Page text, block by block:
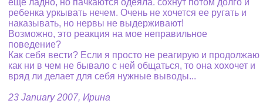
еще ладно, но пачкаются одеяла. сохнут потом долго и
ребенка уркывать нечем. Очень не хочется ее ругать и
наказывать, но нервы не выдерживают!
Возможно, это реакция на мое неправильное
поведение?
Как себя вести? Если я просто не реагирую и продолжаю
как ни в чем не бывало с ней общаться, то она хохочет и
вряд ли делает для себя нужные выводы...
23 January 2007, Ирина